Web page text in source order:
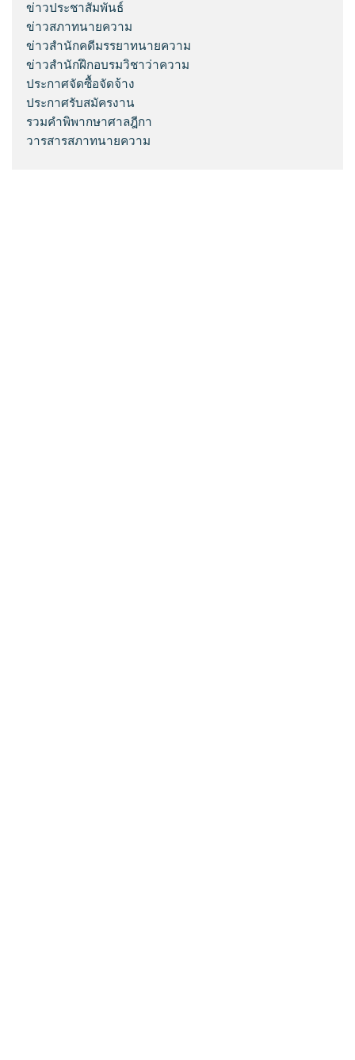
ข่าวประชาสัมพันธ์
ข่าวสภาทนายความ
ข่าวสำนักคดีมรรยาทนายความ
ข่าวสำนักฝึกอบรมวิชาว่าความ
ประกาศจัดซื้อจัดจ้าง
ประกาศรับสมัครงาน
รวมคำพิพากษาศาลฎีกา
วารสารสภาทนายความ